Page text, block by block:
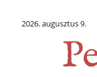
2026. augusztus 9.